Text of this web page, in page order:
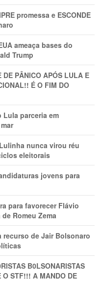
promessa e ESCONDE
ameaça bases do
Trump
DE PÂNlCO APÓS LULA E
É O FIM DO
Lula parceria em
nunca virou réu
eleitorais
jovens para
para favorecer Flávio
Romeu Zema
recurso de Jair Bolsonaro
B0LSONARlSTAS
O STF!!! A MANDO DE